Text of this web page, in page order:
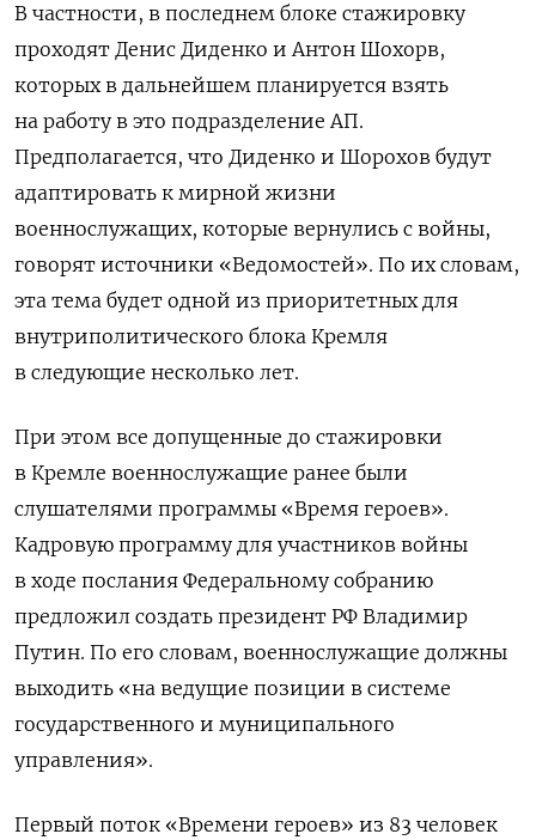
В частности, в последнем блоке стажировку
проходят Денис Диденко и Антон Шохорв,
которых в дальнейшем планируется взять
на работу в это подразделение АП.
Предполагается, что Диденко и Шорохов будут
адаптировать к мирной жизни
военнослужащих, которые вернулись с войны,
говорят источники «Ведомостей». По их словам,
эта тема будет одной из приоритетных для
внутриполитического блока Кремля
в следующие несколько лет.
При этом все допущенные до стажировки
в Кремле военнослужащие ранее были
слушателями программы «Время героев».
Кадровую программу для участников войны
в ходе послания Федеральному собранию
предложил создать президент РФ Владимир
Путин. По его словам, военнослужащие должны
выходить «на ведущие позиции в системе
государственного и муниципального
управления».
Первый поток «Времени героев» из 83 человек